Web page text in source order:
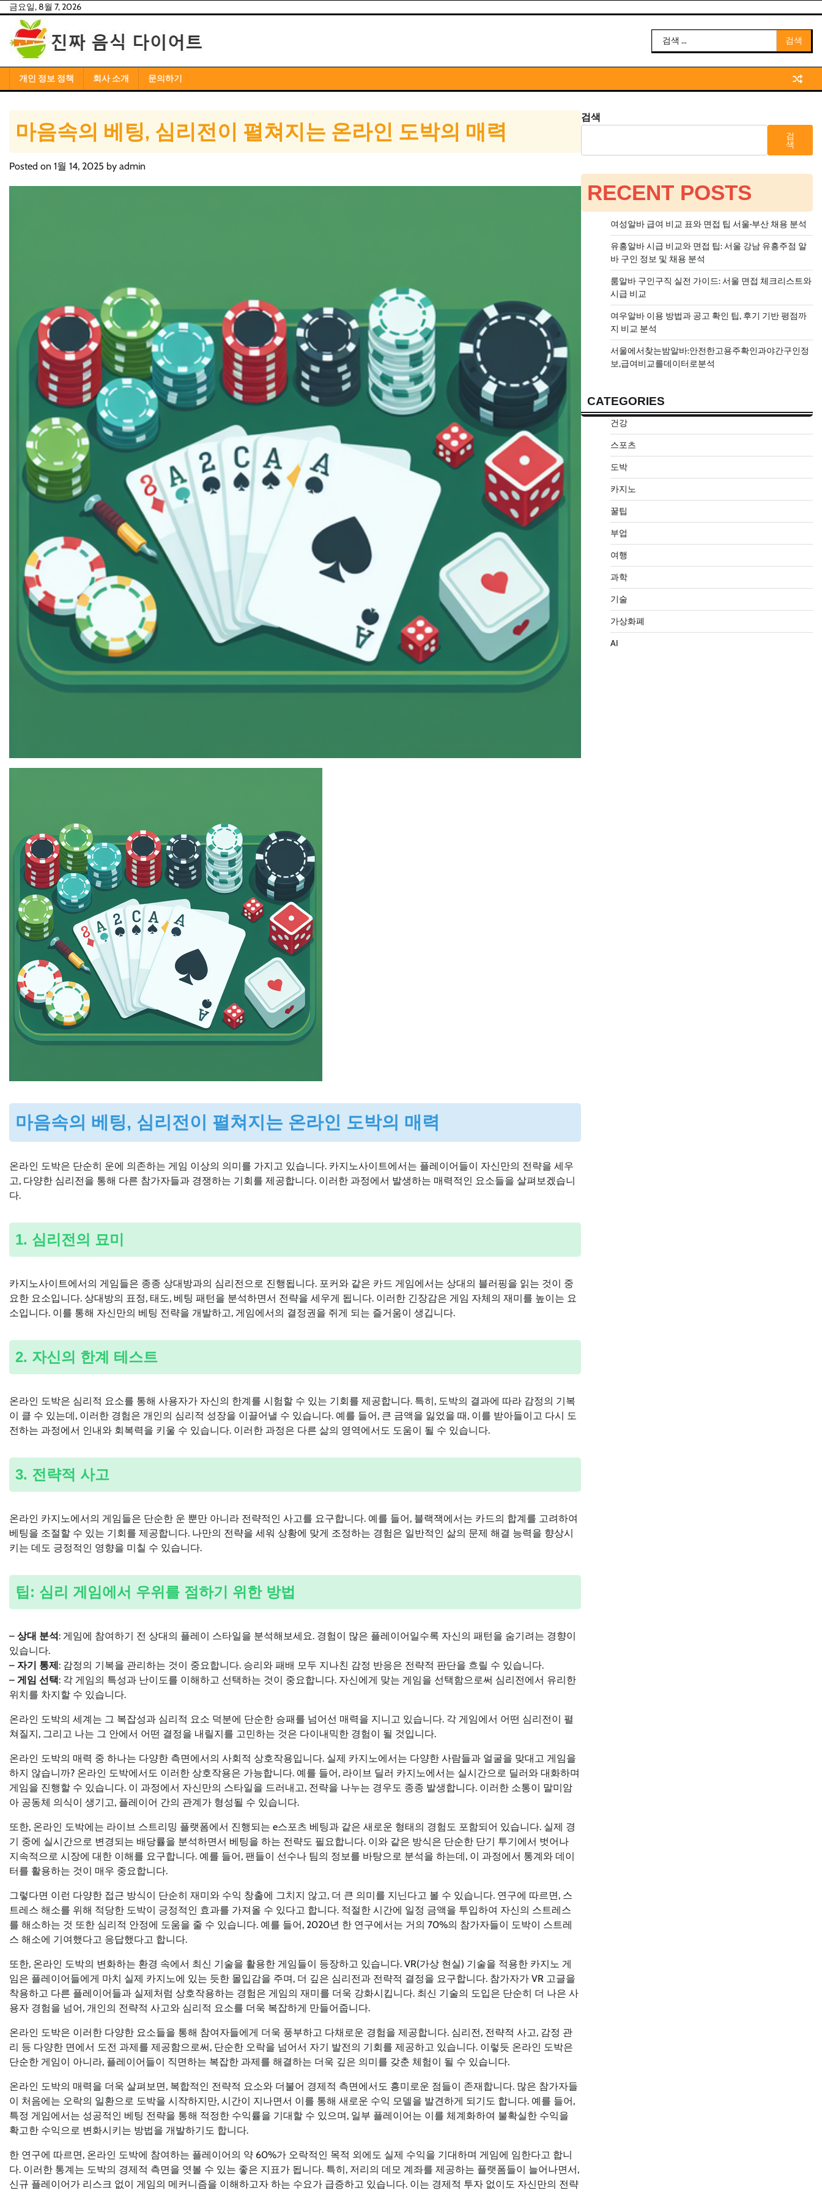
Skip
content
금요일, 8월 7, 2026
색:
개인 정보 정책 회사 소개 문의하기
마음속의 베팅, 심리전이 펼쳐지는 온라인 도박의 매력
Posted on 1월 14, 2025 by admin
마음속의 베팅, 심리전이 펼쳐지는 온라인 도박의 매력
온라인 도박은 단순히 운에 의존하는 게임 이상의 의미를 가지고 있습니다. 카지노사이트에서는 플레이어들이 자신만의 전략을 세우
고, 다양한 심리전을 통해 다른 참가자들과 경쟁하는 기회를 제공합니다. 이러한 과정에서 발생하는 매력적인 요소들을 살펴보겠습니
다.
1. 심리전의 묘미
카지노사이트에서의 게임들은 종종 상대방과의 심리전으로 진행됩니다. 포커와 같은 카드 게임에서는 상대의 블러핑을 읽는 것이 중
요한 요소입니다. 상대방의 표정, 태도, 베팅 패턴을 분석하면서 전략을 세우게 됩니다. 이러한 긴장감은 게임 자체의 재미를 높이는 요
소입니다. 이를 통해 자신만의 베팅 전략을 개발하고, 게임에서의 결정권을 쥐게 되는 즐거움이 생깁니다.
2. 자신의 한계 테스트
온라인 도박은 심리적 요소를 통해 사용자가 자신의 한계를 시험할 수 있는 기회를 제공합니다. 특히, 도박의 결과에 따라 감정의 기복
이 클 수 있는데, 이러한 경험은 개인의 심리적 성장을 이끌어낼 수 있습니다. 예를 들어, 큰 금액을 잃었을 때, 이를 받아들이고 다시 도
전하는 과정에서 인내와 회복력을 키울 수 있습니다. 이러한 과정은 다른 삶의 영역에서도 도움이 될 수 있습니다.
3. 전략적 사고
온라인 카지노에서의 게임들은 단순한 운 뿐만 아니라 전략적인 사고를 요구합니다. 예를 들어, 블랙잭에서는 카드의 합계를 고려하여
베팅을 조절할 수 있는 기회를 제공합니다. 나만의 전략을 세워 상황에 맞게 조정하는 경험은 일반적인 삶의 문제 해결 능력을 향상시
키는 데도 긍정적인 영향을 미칠 수 있습니다.
팁: 심리 게임에서 우위를 점하기 위한 방법
– 상대 분석: 게임에 참여하기 전 상대의 플레이 스타일을 분석해보세요. 경험이 많은 플레이어일수록 자신의 패턴을 숨기려는 경향이
있습니다.
– 자기 통제: 감정의 기복을 관리하는 것이 중요합니다. 승리와 패배 모두 지나친 감정 반응은 전략적 판단을 흐릴 수 있습니다.
– 게임 선택: 각 게임의 특성과 난이도를 이해하고 선택하는 것이 중요합니다. 자신에게 맞는 게임을 선택함으로써 심리전에서 유리한
위치를 차지할 수 있습니다.
온라인 도박의 세계는 그 복잡성과 심리적 요소 덕분에 단순한 승패를 넘어선 매력을 지니고 있습니다. 각 게임에서 어떤 심리전이 펼
쳐질지, 그리고 나는 그 안에서 어떤 결정을 내릴지를 고민하는 것은 다이내믹한 경험이 될 것입니다.
온라인 도박의 매력 중 하나는 다양한 측면에서의 사회적 상호작용입니다. 실제 카지노에서는 다양한 사람들과 얼굴을 맞대고 게임을
하지 않습니까? 온라인 도박에서도 이러한 상호작용은 가능합니다. 예를 들어, 라이브 딜러 카지노에서는 실시간으로 딜러와 대화하며
게임을 진행할 수 있습니다. 이 과정에서 자신만의 스타일을 드러내고, 전략을 나누는 경우도 종종 발생합니다. 이러한 소통이 말미암
아 공동체 의식이 생기고, 플레이어 간의 관계가 형성될 수 있습니다.
또한, 온라인 도박에는 라이브 스트리밍 플랫폼에서 진행되는 e스포츠 베팅과 같은 새로운 형태의 경험도 포함되어 있습니다. 실제 경
기 중에 실시간으로 변경되는 배당률을 분석하면서 베팅을 하는 전략도 필요합니다. 이와 같은 방식은 단순한 단기 투기에서 벗어나
지속적으로 시장에 대한 이해를 요구합니다. 예를 들어, 팬들이 선수나 팀의 정보를 바탕으로 분석을 하는데, 이 과정에서 통계와 데이
터를 활용하는 것이 매우 중요합니다.
그렇다면 이런 다양한 접근 방식이 단순히 재미와 수익 창출에 그치지 않고, 더 큰 의미를 지닌다고 볼 수 있습니다. 연구에 따르면, 스
트레스 해소를 위해 적당한 도박이 긍정적인 효과를 가져올 수 있다고 합니다. 적절한 시간에 일정 금액을 투입하여 자신의 스트레스
를 해소하는 것 또한 심리적 안정에 도움을 줄 수 있습니다. 예를 들어, 2020년 한 연구에서는 거의 70%의 참가자들이 도박이 스트레
스 해소에 기여했다고 응답했다고 합니다.
또한, 온라인 도박의 변화하는 환경 속에서 최신 기술을 활용한 게임들이 등장하고 있습니다. VR(가상 현실) 기술을 적용한 카지노 게
임은 플레이어들에게 마치 실제 카지노에 있는 듯한 몰입감을 주며, 더 깊은 심리전과 전략적 결정을 요구합니다. 참가자가 VR 고글을
착용하고 다른 플레이어들과 실제처럼 상호작용하는 경험은 게임의 재미를 더욱 강화시킵니다. 최신 기술의 도입은 단순히 더 나은 사
용자 경험을 넘어, 개인의 전략적 사고와 심리적 요소를 더욱 복잡하게 만들어줍니다.
온라인 도박은 이러한 다양한 요소들을 통해 참여자들에게 더욱 풍부하고 다채로운 경험을 제공합니다. 심리전, 전략적 사고, 감정 관
리 등 다양한 면에서 도전 과제를 제공함으로써, 단순한 오락을 넘어서 자기 발전의 기회를 제공하고 있습니다. 이렇듯 온라인 도박은
단순한 게임이 아니라, 플레이어들이 직면하는 복잡한 과제를 해결하는 더욱 깊은 의미를 갖춘 체험이 될 수 있습니다.
온라인 도박의 매력을 더욱 살펴보면, 복합적인 전략적 요소와 더불어 경제적 측면에서도 흥미로운 점들이 존재합니다. 많은 참가자들
이 처음에는 오락의 일환으로 도박을 시작하지만, 시간이 지나면서 이를 통해 새로운 수익 모델을 발견하게 되기도 합니다. 예를 들어,
특정 게임에서는 성공적인 베팅 전략을 통해 적정한 수익률을 기대할 수 있으며, 일부 플레이어는 이를 체계화하여 불확실한 수익을
확고한 수익으로 변화시키는 방법을 개발하기도 합니다.
한 연구에 따르면, 온라인 도박에 참여하는 플레이어의 약 60%가 오락적인 목적 외에도 실제 수익을 기대하며 게임에 임한다고 합니
다. 이러한 통계는 도박의 경제적 측면을 엿볼 수 있는 좋은 지표가 됩니다. 특히, 저리의 데모 계좌를 제공하는 플랫폼들이 늘어나면서,
신규 플레이어가 리스크 없이 게임의 메커니즘을 이해하고자 하는 수요가 급증하고 있습니다. 이는 경제적 투자 없이도 자신만의 전략
검색
검
색
RECENT POSTS
여성알바 급여 비교 표와 면접 팁 서울·부산 채용 분석
유흥알바 시급 비교와 면접 팁: 서울 강남 유흥주점 알
바 구인 정보 및 채용 분석
룸알바 구인구직 실전 가이드: 서울 면접 체크리스트와
시급 비교
여우알바 이용 방법과 공고 확인 팁, 후기 기반 평점까
지 비교 분석
서울에서찾는밤알바:안전한고용주확인과야간구인정
보,급여비교를데이터로분석
CATEGORIES
건강
스포츠
도박
카지노
꿀팁
부업
여행
과학
기술
가상화폐
AI